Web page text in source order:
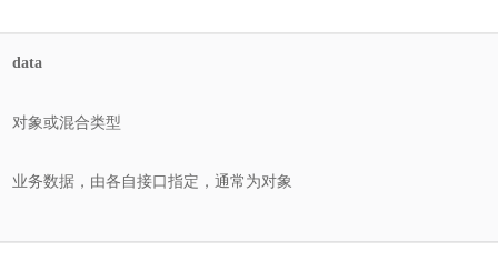
data
对象或混合类型
业务数据，由各自接口指定，通常为对象